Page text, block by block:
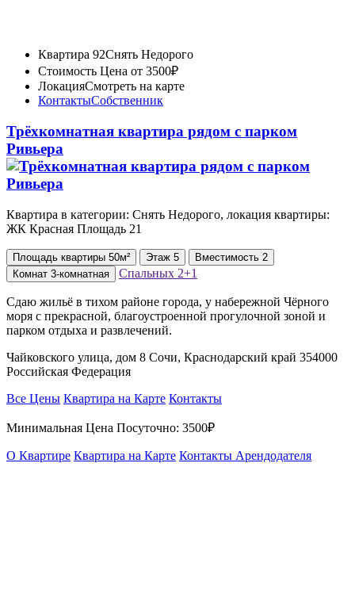
Квартира 92Снять Недорого
Стоимость Цена от 3500₽
ЛокацияСмотреть на карте
КонтактыСобственник
Трёхкомнатная квартира рядом с парком
Ривьера
Квартира в категории: Снять Недорого, локация квартиры:
ЖК Красная Площадь 21
Площадь квартиры 50м² Этаж 5 Вместимость 2
Комнат 3-комнатная Спальных 2+1
Сдаю жильё в тихом районе города, у набережной Чёрного
моря с прекрасной, благоустроенной прогулочной зоной и
парком отдыха и развлечений.
Чайковского улица, дом 8 Сочи, Краснодарский край 354000
Российская Федерация
Все Цены Квартира на Карте Контакты
Минимальная Цена Посуточно: 3500₽
О Квартире Квартира на Карте Контакты Арендодателя